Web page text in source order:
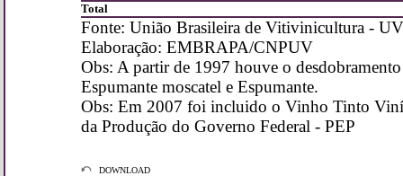
Total
Fonte: União Brasileira de Vitivinicultura -
Elaboração: EMBRAPA/CNPUV
Obs: A partir de 1997 houve o
Espumante moscatel e Espumante.
Obs: Em 2007 foi incluido o Vinho Tinto
da Produção do Governo Federal - PEP
DOWNLOAD